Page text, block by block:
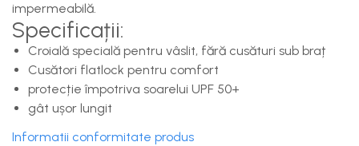
impermeabilă.
Specificații:
Croială specială pentru vâslit, fără cusături sub braț
Cusători flatlock pentru comfort
protecție împotriva soarelui UPF 50+
gât ușor lungit
Informatii conformitate produs